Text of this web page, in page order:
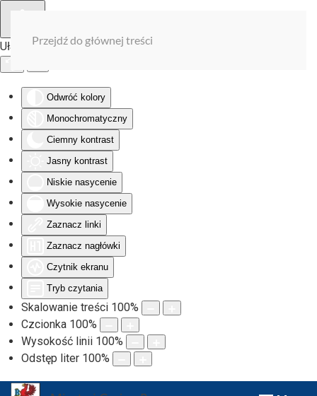
Ułatwienia dostępu
Odwróć kolory
Monochromatyczny
Ciemny kontrast
Jasny kontrast
Niskie nasycenie
Wysokie nasycenie
Zaznacz linki
Zaznacz nagłówki
Czytnik ekranu
Tryb czytania
Skalowanie treści 100%
Czcionka 100%
Wysokość linii 100%
Odstęp liter 100%
Przejdź do głównej treści